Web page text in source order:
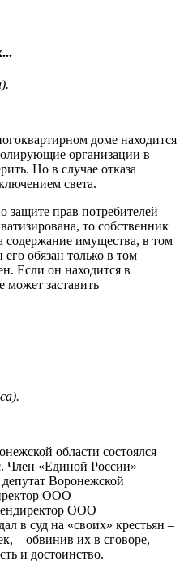
доме находится
организации в
Но в случае отказа
света.
защите прав потребителей
то собственник
содержание имущества, в том
обязан только в том
Если он находится в
может заставить
области состоялся
Член «Единой России»
Воронежской
ООО
ООО
в суд на «своих» крестьян –
– обвинив их в сговоре,
и достоинство.